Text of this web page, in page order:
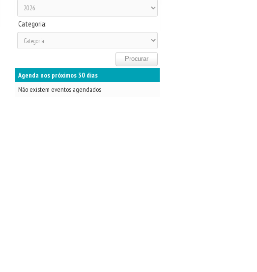
Categoria:
Agenda nos próximos 30 dias
Não existem eventos agendados